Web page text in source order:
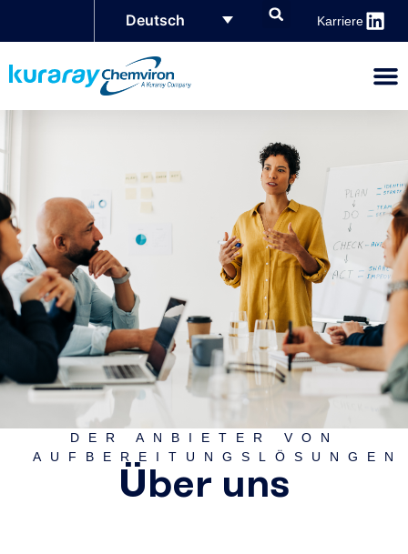
Karriere
Deutsch
DER ANBIETER VON
AUFBEREITUNGSLÖSUNGEN
Über uns